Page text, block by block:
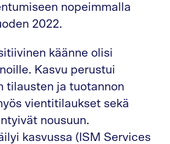
nopeimmalla
2022.
käänne olisi
Kasvu perustui
tilausten ja tuotannon
vientitilaukset sekä
nousuun.
kasvussa (ISM Services